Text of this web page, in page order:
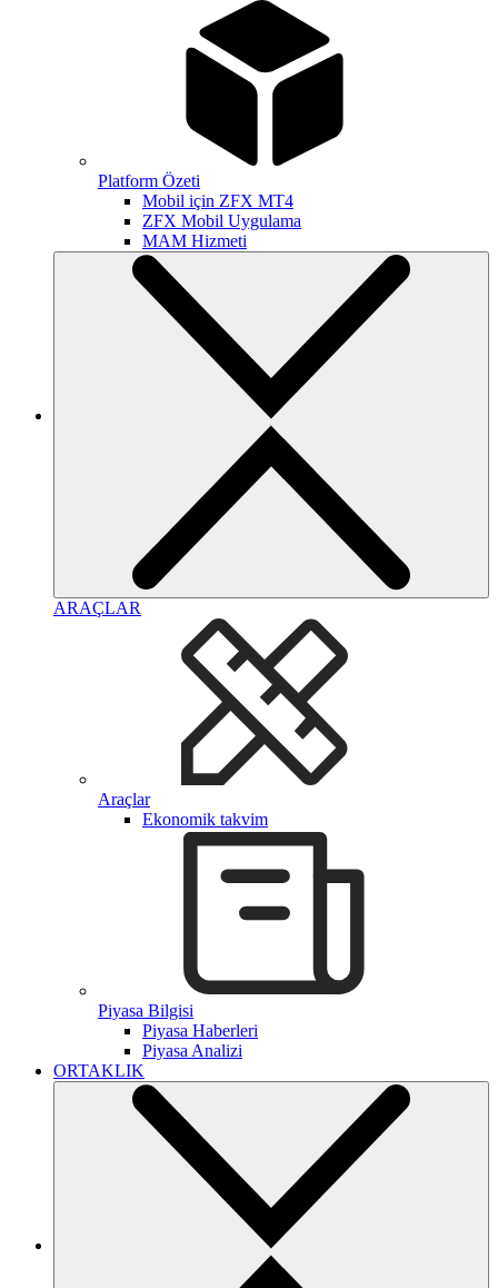
Platform Özeti
Mobil için ZFX MT4
ZFX Mobil Uygulama
MAM Hizmeti
ARAÇLAR
Araçlar
Ekonomik takvim
Piyasa Bilgisi
Piyasa Haberleri
Piyasa Analizi
ORTAKLIK